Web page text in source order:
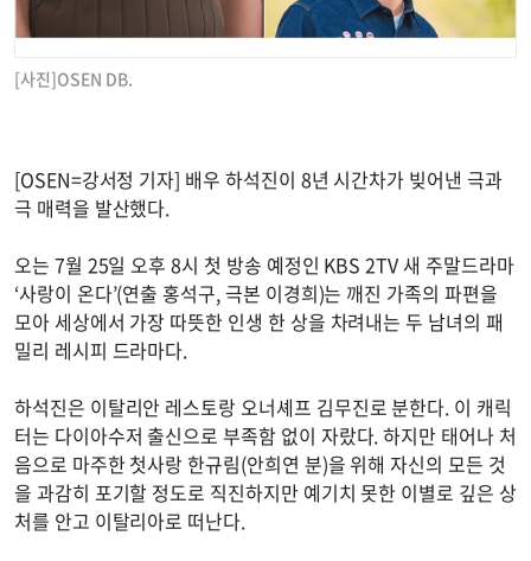
[사진]OSEN DB.
[OSEN=강서정 기자] 배우 하석진이 8년 시간차가 빚어낸 극과
극 매력을 발산했다.
오는 7월 25일 오후 8시 첫 방송 예정인 KBS 2TV 새 주말드라마
‘사랑이 온다’(연출 홍석구, 극본 이경희)는 깨진 가족의 파편을
모아 세상에서 가장 따뜻한 인생 한 상을 차려내는 두 남녀의 패
밀리 레시피 드라마다.
하석진은 이탈리안 레스토랑 오너셰프 김무진로 분한다. 이 캐릭
터는 다이아수저 출신으로 부족함 없이 자랐다. 하지만 태어나 처
음으로 마주한 첫사랑 한규림(안희연 분)을 위해 자신의 모든 것
을 과감히 포기할 정도로 직진하지만 예기치 못한 이별로 깊은 상
처를 안고 이탈리아로 떠난다.